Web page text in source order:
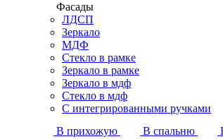
Фасады
ЛДСП
Зеркало
МДФ
Стекло в рамке
Зеркало в рамке
Зеркало в мдф
Стекло в мдф
С интегрированными ручками
В прихожую
В спальню